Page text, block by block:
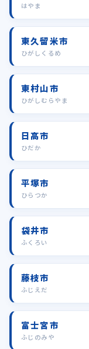
はやま
東久留米市
ひがしくるめ
東村山市
ひがしむらやま
日高市
ひだか
平塚市
ひらつか
袋井市
ふくろい
藤枝市
ふじえだ
富士宮市
ふじのみや